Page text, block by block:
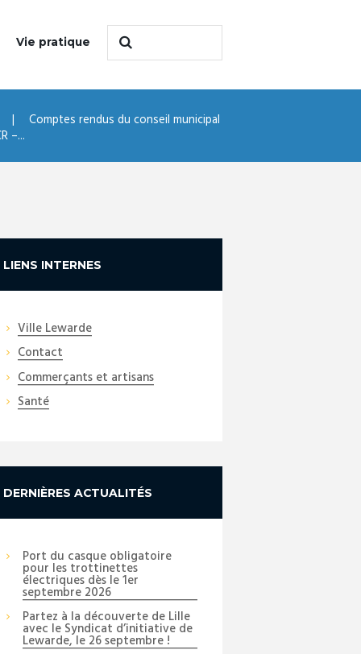
Vie pratique
Comptes rendus du conseil municipal
–...
LIENS INTERNES
Ville Lewarde
Contact
Commerçants et artisans
Santé
DERNIÈRES ACTUALITÉS
Port du casque obligatoire
pour les trottinettes
électriques dès le 1er
septembre 2026
Partez à la découverte de Lille
avec le Syndicat d’initiative de
Lewarde, le 26 septembre !